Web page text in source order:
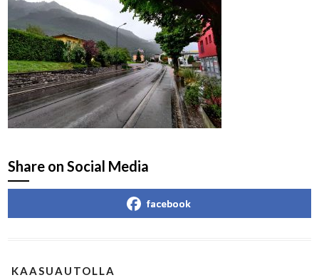
Share on Social Media
facebook
KAASUAUTOLLA